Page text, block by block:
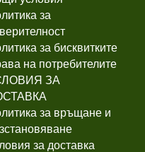
за
за бисквитките
на потребителите
ЗА
за връщане и
за доставка